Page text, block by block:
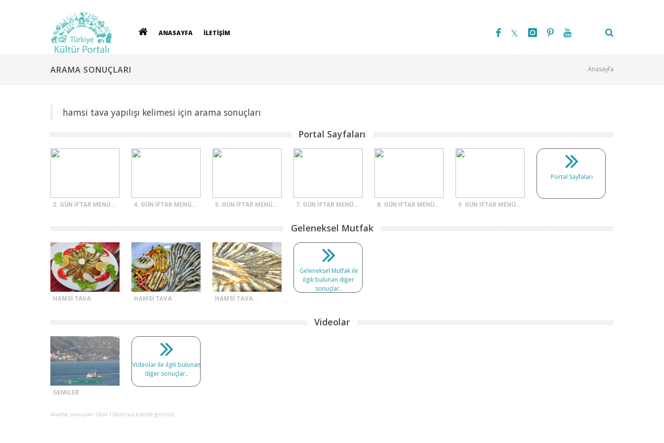
ANASAYFA İLETİŞİM
Anasayfa
ARAMA SONUÇLARI
hamsi tava yapılışı kelimesi için arama sonuçları
Portal Sayfaları
2. GÜN İFTAR MENÜSÜ 4. GÜN İFTAR MENÜSÜ 5. GÜN İFTAR MENÜSÜ 7. GÜN İFTAR MENÜSÜ 8. GÜN İFTAR MENÜSÜ 9. GÜN İFTAR MENÜSÜ
Portal Sayfaları
Geleneksel Mutfak
HAMSİ TAVA HAMSİ TAVA HAMSİ TAVA
Geleneksel Mutfak ile
ilgili bulunan diğer
sonuçlar..
Videolar
GEMİLER
Videolar ile ilgili bulunan
diğer sonuçlar..
Arama sonuçları 18sn 136ms süresinde getirildi.